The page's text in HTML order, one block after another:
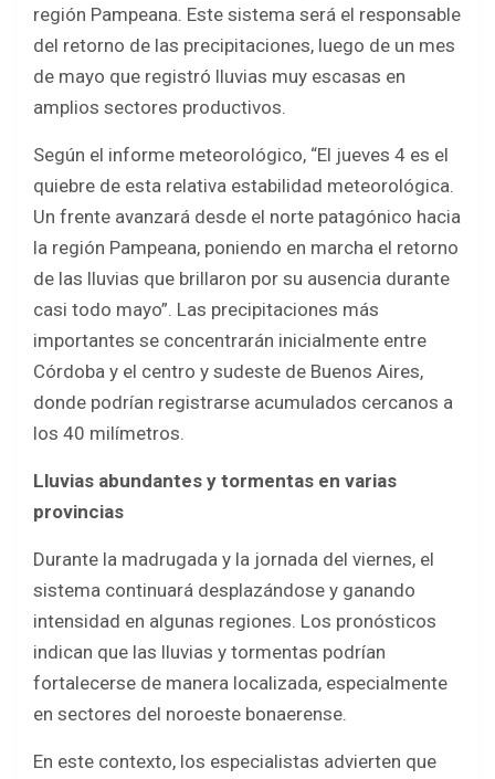
región Pampeana. Este sistema será el responsable
del retorno de las precipitaciones, luego de un mes
de mayo que registró lluvias muy escasas en
amplios sectores productivos.
Según el informe meteorológico, “El jueves 4 es el
quiebre de esta relativa estabilidad meteorológica.
Un frente avanzará desde el norte patagónico hacia
la región Pampeana, poniendo en marcha el retorno
de las lluvias que brillaron por su ausencia durante
casi todo mayo”. Las precipitaciones más
importantes se concentrarán inicialmente entre
Córdoba y el centro y sudeste de Buenos Aires,
donde podrían registrarse acumulados cercanos a
los 40 milímetros.
Lluvias abundantes y tormentas en varias
provincias
Durante la madrugada y la jornada del viernes, el
sistema continuará desplazándose y ganando
intensidad en algunas regiones. Los pronósticos
indican que las lluvias y tormentas podrían
fortalecerse de manera localizada, especialmente
en sectores del noroeste bonaerense.
En este contexto, los especialistas advierten que